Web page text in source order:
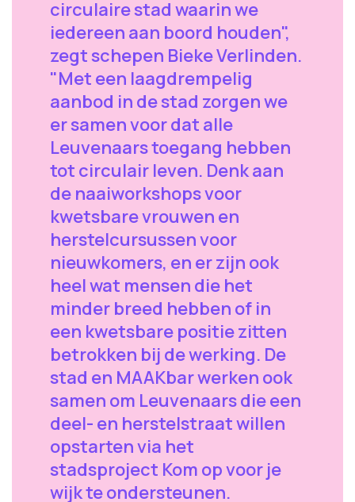
circulaire stad waarin we
iedereen aan boord houden",
zegt schepen Bieke Verlinden.
"Met een laagdrempelig
aanbod in de stad zorgen we
er samen voor dat alle
Leuvenaars toegang hebben
tot circulair leven. Denk aan
de naaiworkshops voor
kwetsbare vrouwen en
herstelcursussen voor
nieuwkomers, en er zijn ook
heel wat mensen die het
minder breed hebben of in
een kwetsbare positie zitten
betrokken bij de werking. De
stad en MAAKbar werken ook
samen om Leuvenaars die een
deel- en herstelstraat willen
opstarten via het
stadsproject Kom op voor je
wijk te ondersteunen.